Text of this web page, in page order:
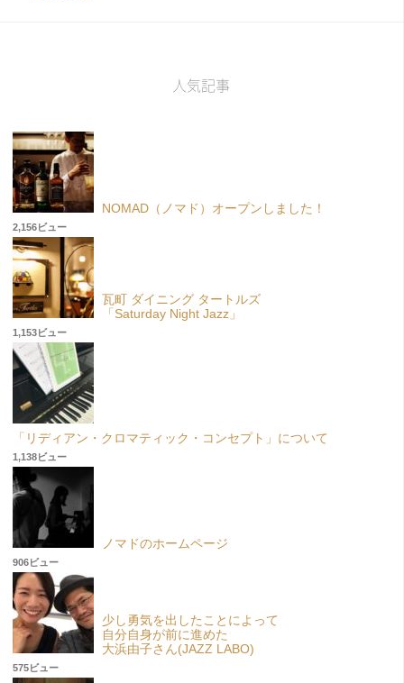
人気記事
NOMAD（ノマド）オープンしました！
2,156ビュー
瓦町 ダイニング タートルズ
「Saturday Night Jazz」
1,153ビュー
「リディアン・クロマティック・コンセプト」について
1,138ビュー
ノマドのホームページ
906ビュー
少し勇気を出したことによって
自分自身が前に進めた
大浜由子さん(JAZZ LABO)
575ビュー